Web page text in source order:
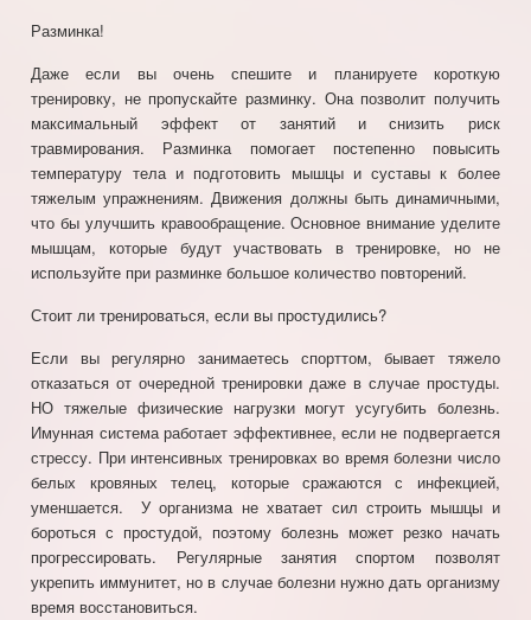
Разминка!
Даже если вы очень спешите и планируете короткую
тренировку, не пропускайте разминку. Она позволит получить
максимальный эффект от занятий и снизить риск
травмирования. Разминка помогает постепенно повысить
температуру тела и подготовить мышцы и суставы к более
тяжелым упражнениям. Движения должны быть динамичными,
что бы улучшить кравообращение. Основное внимание уделите
мышцам, которые будут участвовать в тренировке, но не
используйте при разминке большое количество повторений.
Стоит ли тренироваться, если вы простудились?
Если вы регулярно занимаетесь спорттом, бывает тяжело
отказаться от очередной тренировки даже в случае простуды.
НО тяжелые физические нагрузки могут усугубить болезнь.
Имунная система работает эффективнее, если не подвергается
стрессу. При интенсивных тренировках во время болезни число
белых кровяных телец, которые сражаются с инфекцией,
уменшается. У организма не хватает сил строить мышцы и
бороться с простудой, поэтому болезнь может резко начать
прогрессировать. Регулярные занятия спортом позволят
укрепить иммунитет, но в случае болезни нужно дать организму
время восстановиться.